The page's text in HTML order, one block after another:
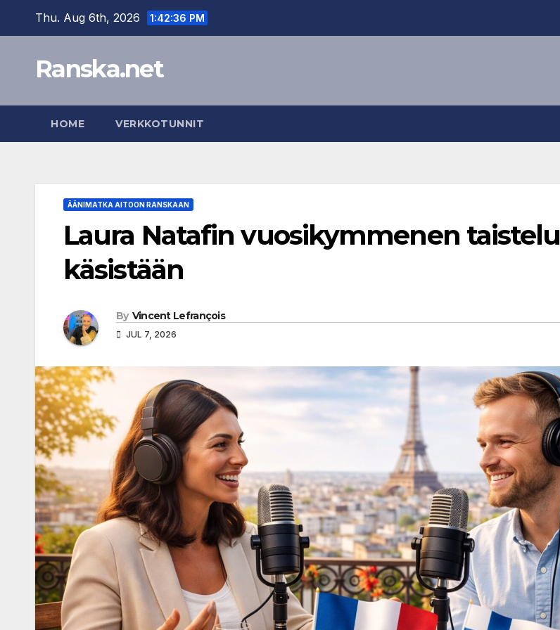
Thu. Aug 6th, 2026 1:42:37 PM
Ranska.net
HOME VERKKOTUNNIT
ÄÄNIMATKA AITOON RANSKAAN
Laura Natafin vuosikymmenen taistelu
käsistään
By Vincent Lefrançois
JUL 7, 2026